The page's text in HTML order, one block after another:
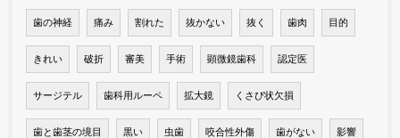
歯の神経 痛み 割れた 抜かない 抜く 歯肉 目的
きれい 破折 審美 手術 顕微鏡歯科 認定医
サージテル 歯科用ルーペ 拡大鏡 くさび状欠損
歯と歯茎の境目 黒い 虫歯 咬合性外傷 歯がない 影響